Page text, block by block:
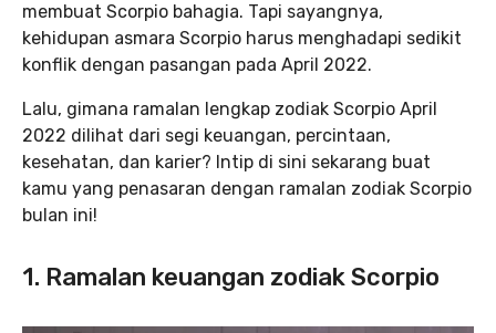
membuat Scorpio bahagia. Tapi sayangnya,
kehidupan asmara Scorpio harus menghadapi sedikit
konflik dengan pasangan pada April 2022.
Lalu, gimana ramalan lengkap zodiak Scorpio April
2022 dilihat dari segi keuangan, percintaan,
kesehatan, dan karier? Intip di sini sekarang buat
kamu yang penasaran dengan ramalan zodiak Scorpio
bulan ini!
1. Ramalan keuangan zodiak Scorpio